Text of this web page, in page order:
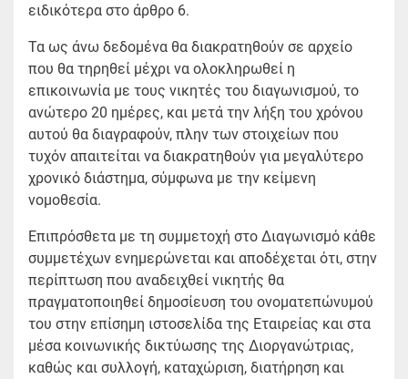
ειδικότερα στο άρθρο 6.
Τα ως άνω δεδομένα θα διακρατηθούν σε αρχείο
που θα τηρηθεί μέχρι να ολοκληρωθεί η
επικοινωνία με τους νικητές του διαγωνισμού, το
ανώτερο 20 ημέρες, και μετά την λήξη του χρόνου
αυτού θα διαγραφούν, πλην των στοιχείων που
τυχόν απαιτείται να διακρατηθούν για μεγαλύτερο
χρονικό διάστημα, σύμφωνα με την κείμενη
νομοθεσία.
Επιπρόσθετα με τη συμμετοχή στο Διαγωνισμό κάθε
συμμετέχων ενημερώνεται και αποδέχεται ότι, στην
περίπτωση που αναδειχθεί νικητής θα
πραγματοποιηθεί δημοσίευση του ονοματεπώνυμού
του στην επίσημη ιστοσελίδα της Εταιρείας και στα
μέσα κοινωνικής δικτύωσης της Διοργανώτριας,
καθώς και συλλογή, καταχώριση, διατήρηση και